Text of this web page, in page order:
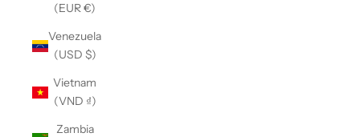
(EUR €)
Venezuela
(USD $)
Vietnam
(VND ₫)
Zambia